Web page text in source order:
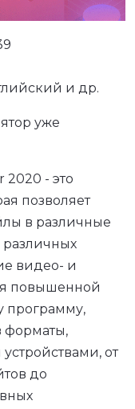
и др.
уже
2020 - это
позволяет
в различные
видео- и
повышенной
программу,
форматы,
от
до